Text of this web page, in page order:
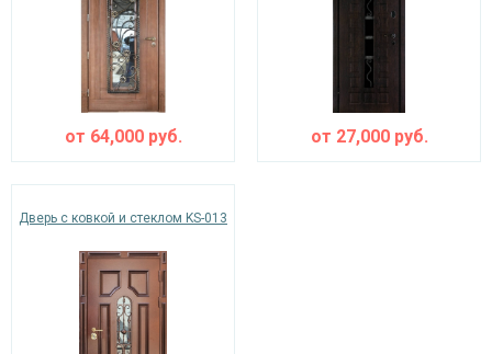
от 64,000руб. от 27,000руб.
Дверь с ковкой и стеклом KS-013